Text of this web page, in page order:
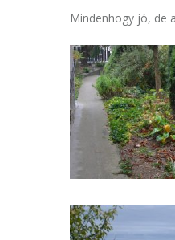
Mindenhogy jó, de